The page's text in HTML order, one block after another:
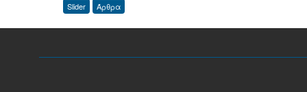
ο
απ’
Slider Άρθρα